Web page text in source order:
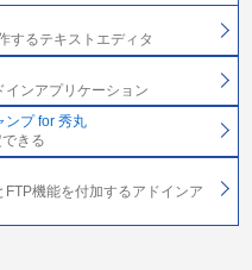
するテキストエディタ
ンアプリケーション
ンプ for 秀丸
きる
機能を付加するアドインア